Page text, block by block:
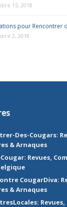
15, 2018
pour Rencontrer
2, 2018
Des-Cougars:
& Arnaques
Revues,
CougarDiva:
& Arnaques